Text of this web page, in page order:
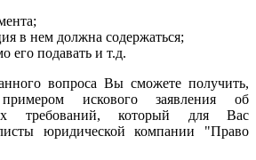
в нем должна содержаться;
его подавать и т.д.
вопроса Вы сможете получить,
искового заявления об
требований, который для Вас
юридической компании "Право